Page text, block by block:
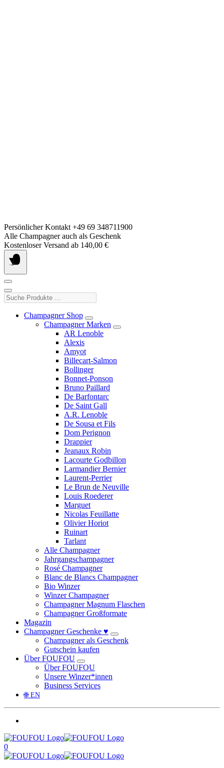
Springe
zum
Inhalt
Persönlicher Kontakt +49 69 348711900
Alle Champagner auch als Geschenk
Kostenloser Versand ab 140,00 €
Suche
Produkte
Champagner Shop
Champagner Marken
AR Lenoble
Alexis
Amyot
Billecart-Salmon
Bollinger
Bonnet-Ponson
Bruno Paillard
De Barfontarc
De Saint Gall
A.R. Lenoble
De Sousa et Fils
Dom Perignon
Drappier
Jeanaux Robin
Lacourte Godbillon
Larmandier Bernier
Laurent-Perrier
Le Brun de Neuville
Louis Roederer
Marguet
Nicolas Feuillatte
Olivier Horiot
Ruinart
Tarlant
Alle Champagner
Jahrgangschampagner
Rosé Champagner
Blanc de Blancs Champagner
Bio Winzer
Winzer Champagner
Champagner Magnum Flaschen
Champagner Großformate
Magazin
Champagner Geschenke ♥
Champagner als Geschenk
Gutschein kaufen
Über FOUFOU
Über FOUFOU
Unsere Winzer*innen
Business Services
🌐 EN
0